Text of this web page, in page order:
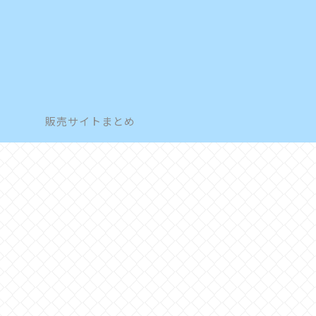
販売サイトまとめ